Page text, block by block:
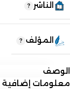
الناشر
المؤلف
الوصف
معلومات إضافية